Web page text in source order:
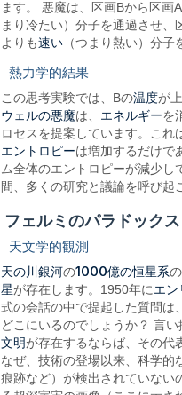
ます。 悪魔は、区画Bから区画
まり冷たい）分子を通過させ
よりも速い （つまり熱い）分子
熱力学的結果
この思考実験では、Bの温度が
ウェルの悪魔は、 エネルギーを
ロセスを提案しています。これ
エントロピーは増加するだけで
ム全体のエントロピーが減少し
間、多くの研究と議論を呼び起
フェルミのパラドックス
天文学的観測
天の川銀河の1000億の恒星系
星が存在します。1950年にエン
式の会話の中で提起した質問は
どこにいるのでしょうか？ 言
文明が存在するならば、その代
なぜ、技術の登場以来、科学的
痕跡など）が検出されていない